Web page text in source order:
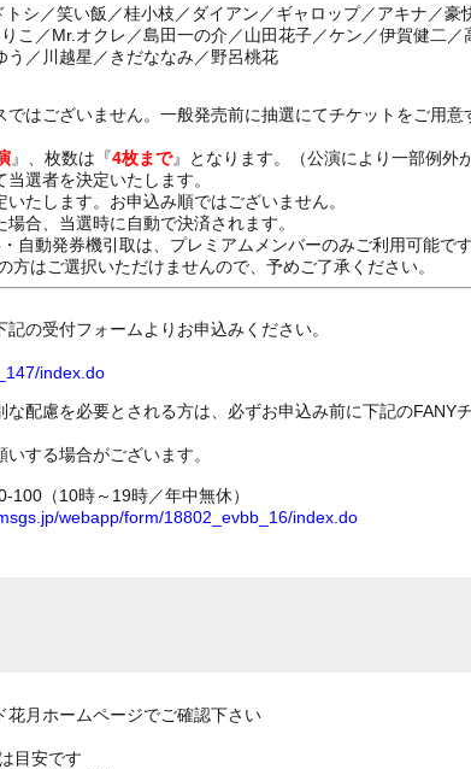
シ／笑い飯／桂小枝／ダイアン／ギャロップ／アキナ／豪
こ／Mr.オクレ／島田一の介／山田花子／ケン／伊賀健二
／川越星／きだななみ／野呂桃花
ではございません。一般発売前に抽選にてチケットをご用
』、枚数は『4枚まで』となります。（公演により一部例外
選者を決定いたします。
たします。お申込み順ではございません。
合、当選時に自動で決済されます。
自動発券機引取は、プレミアムメンバーのみご利用可能で
はご選択いただけませんので、予めご了承ください。
の受付フォームよりお申込みください。
index.do
配慮を必要とされる方は、必ずお申込み前に下記のFANY
する場合がございます。
（10時～19時／年中無休）
webapp/form/18802_evbb_16/index.do
月ホームページでご確認下さい
目安です